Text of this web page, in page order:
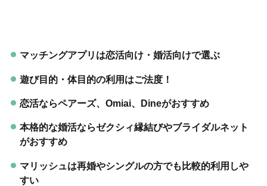
マッチングアプリは恋活向け・婚活向けで選ぶ
遊び目的・体目的の利用はご法度！
恋活ならペアーズ、Omiai、Dineがおすすめ
本格的な婚活ならゼクシィ縁結びやブライダルネット
がおすすめ
マリッシュは再婚やシングルの方でも比較的利用しや
すい